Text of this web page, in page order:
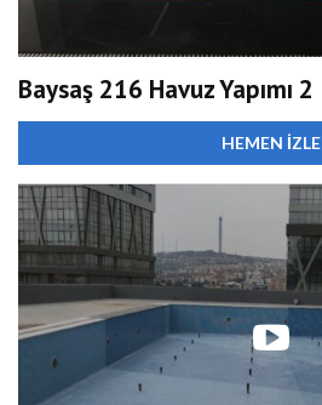
Baysaş 216 Havuz Yapımı 2
HEMEN İZLE